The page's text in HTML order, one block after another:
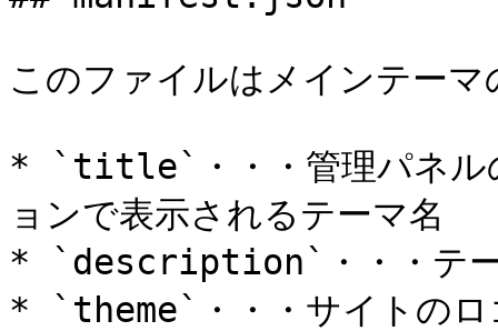
このファイルはメインテー
* `title`・・・管理パネル
ョンで表示されるテーマ名
* `description`・・・テー
* `theme`・・・サイトの